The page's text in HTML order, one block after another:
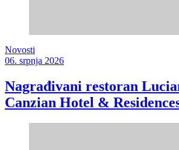
Novosti
06. srpnja 2026
Nagrađivani restoran
Canzian Hotel &